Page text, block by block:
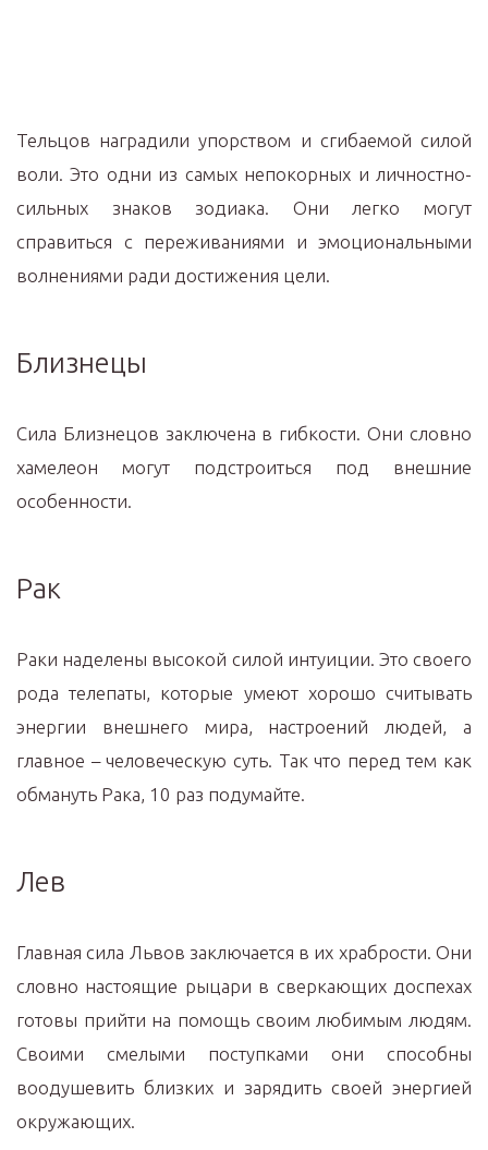
Тельцов наградили упорством и сгибаемой силой
воли. Это одни из самых непокорных и личностно-
сильных знаков зодиака. Они легко могут
справиться с переживаниями и эмоциональными
волнениями ради достижения цели.
Близнецы
Сила Близнецов заключена в гибкости. Они словно
хамелеон могут подстроиться под внешние
особенности.
Рак
Раки наделены высокой силой интуиции. Это своего
рода телепаты, которые умеют хорошо считывать
энергии внешнего мира, настроений людей, а
главное – человеческую суть. Так что перед тем как
обмануть Рака, 10 раз подумайте.
Лев
Главная сила Львов заключается в их храбрости. Они
словно настоящие рыцари в сверкающих доспехах
готовы прийти на помощь своим любимым людям.
Своими смелыми поступками они способны
воодушевить близких и зарядить своей энергией
окружающих.